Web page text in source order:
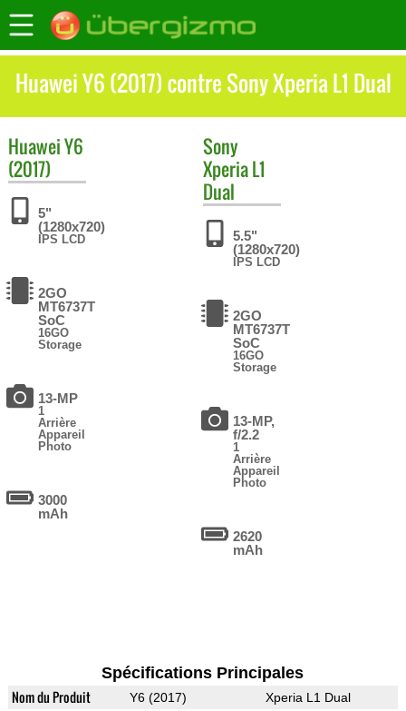
Huawei Y6 (2017) contre Sony Xperia L1 Dual
HuaweiY6
(2017)
5"
(1280x720)
IPS LCD
2GO
MT6737T
SoC
16GO
Storage
13-MP
1
Arrière
Appareil
Photo
3000
mAh
Sony
Xperia L1
Dual
5.5"
(1280x720)
IPS LCD
2GO
MT6737T
SoC
16GO
Storage
13-MP,
f/2.2
1
Arrière
Appareil
Photo
2620
mAh
Spécifications Principales
Nom du Produit Y6 (2017) Xperia L1 Dual